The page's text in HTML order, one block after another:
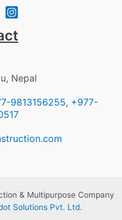
Nepal
9813156255, +977-
& Multipurpose Company
Solutions Pvt. Ltd.